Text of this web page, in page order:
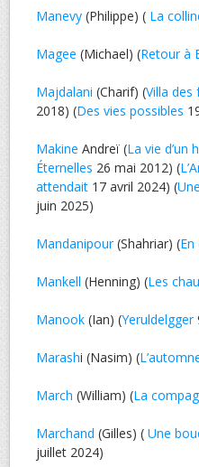
Manevy (Philippe) ( La
Magee (Michael) (Retour à
Majdalani (Charif) (Villa des
2018) (Des vies possibles
Makine Andreï (La vie d’un
Éternelles 26 mai 2012) (
attendait 17 avril 2024) (
juin 2025)
Mandanipour(Shahriar) (
Mankell (Henning) (Les
Manook (Ian) (Yeruldelgger
Marashi (Nasim) (
March (William) (La
Marchand (Gilles) ( Une
juillet 2024)